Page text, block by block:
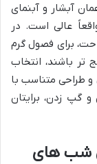
آبشار و آبنمای
عالی است. در
برای فصول گرم
باشند، انتخاب
طراحی متناسب با
گپ زدن، برایتان
شب های